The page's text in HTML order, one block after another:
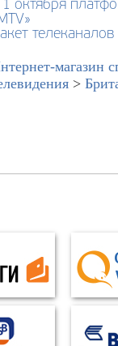
1 октября
магазин
>